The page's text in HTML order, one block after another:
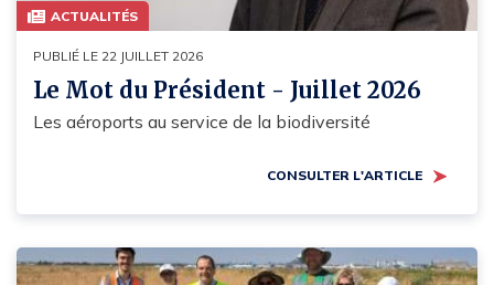
ACTUALITÉS
PUBLIÉ LE 22 JUILLET 2026
Le Mot du Président - Juillet 2026
Les aéroports au service de la biodiversité
CONSULTER L'ARTICLE